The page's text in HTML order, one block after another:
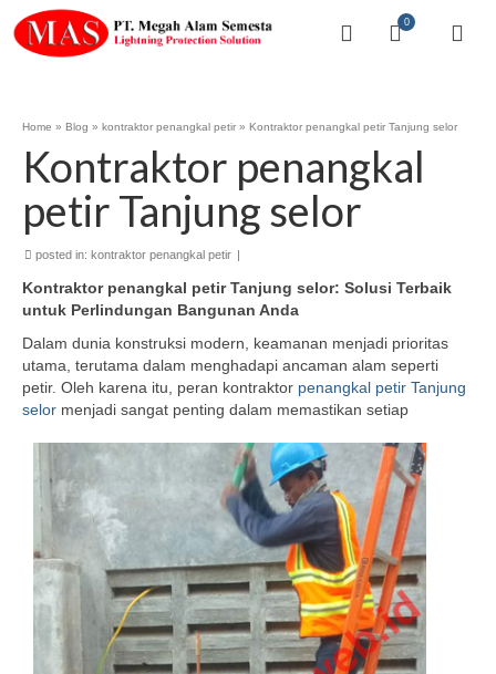
0
Home » Blog » kontraktor penangkal petir » Kontraktor penangkal petir Tanjung selor
Kontraktor penangkal
petir Tanjung selor
posted in: kontraktor penangkal petir |
Kontraktor penangkal petir Tanjung selor: Solusi Terbaik
untuk Perlindungan Bangunan Anda
Dalam dunia konstruksi modern, keamanan menjadi prioritas
utama, terutama dalam menghadapi ancaman alam seperti
petir. Oleh karena itu, peran kontraktor penangkal petir Tanjung
selor menjadi sangat penting dalam memastikan setiap